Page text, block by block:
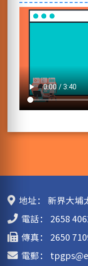
地址：
新界大埔
電話：
2658
傳真：
2650
電郵：